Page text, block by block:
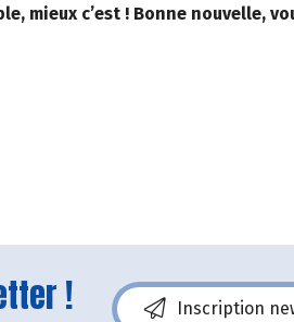
mieux c’est ! Bonne nouvelle,
! Inscription